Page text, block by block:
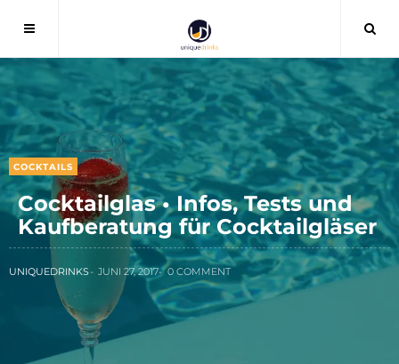
COCKTAILS
Cocktailglas • Infos, Tests und
Kaufberatung für Cocktailgläser
UNIQUEDRINKS JUNI 27, 2017 0 COMMENT